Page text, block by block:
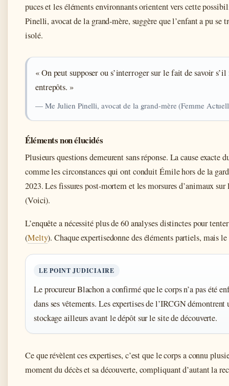
puces et les éléments environnants orientent vers cette
Pinelli, avocat de la grand-mère, suggère que l’enfant a pu se
isolé.
« On peut supposer ou s’interroger sur le fait de savoir s’il
entrepôts. »
— Me Julien Pinelli, avocat de la grand-mère (Femme
Éléments non élucidés
Plusieurs questions demeurent sans réponse. La cause exacte
comme les circonstances qui ont conduit Émile hors de la
2023. Les fissures post-mortem et les morsures d’animaux
(Voici).
L’enquête a nécessité plus de 60 analyses distinctes pour
(Melty). Chaque expertisedonne des éléments partiels, mais
LE POINT JUDICIAIRE
Le procureur Blachon a confirmé que le corps n’a pas été
dans ses vêtements. Les expertises de l’IRCGN
stockage ailleurs avant le dépôt sur le site de découverte.
Ce que révèlent ces expertises, c’est que le corps a connu
moment du décès et sa découverte, compliquant d’autant la